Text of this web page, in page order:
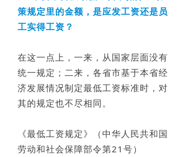
策规定里的金额，是应发工资还是员
工实得工资？
在这一点上，一来，从国家层面没有
统一规定；二来，各省市基于本省经
济发展情况制定最低工资标准时，对
其的规定也不尽相同。
《最低工资规定》（中华人民共和国
劳动和社会保障部令第21号）